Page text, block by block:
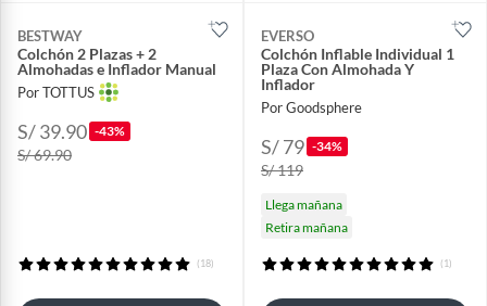
BESTWAY
Colchón 2 Plazas + 2
Almohadas e Inflador Manual
Por TOTTUS
S/ 39.90 -43%
S/ 69.90
(18)
EVERSO
Colchón Inflable Individual 1
Plaza Con Almohada Y
Inflador
Por Goodsphere
S/ 79 -34%
S/ 119
Llega mañana
Retira mañana
(1)